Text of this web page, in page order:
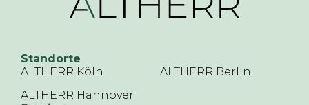
Standorte
ALTHERR Köln
ALTHERR Berlin
ALTHERR Hannover